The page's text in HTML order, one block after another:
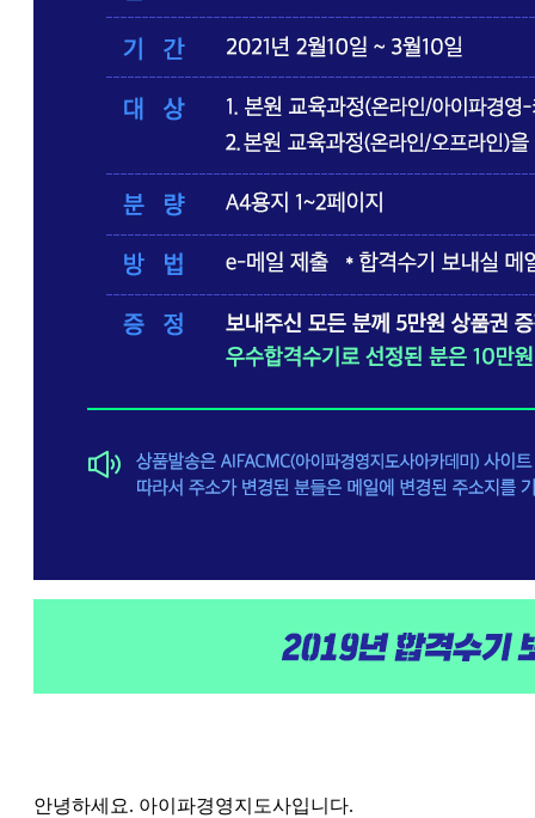
안녕하세요. 아이파경영지도사입니다.